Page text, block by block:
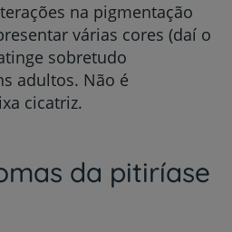
na pigmentação
várias cores (daí o
sobretudo
adultos. Não é
cicatriz.
da pitiríase